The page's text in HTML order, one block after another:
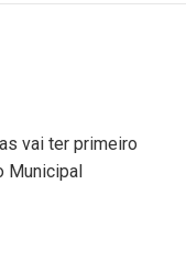
vai ter primeiro
Municipal